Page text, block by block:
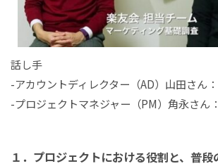
話し手
-アカウントディレクター（AD）山田さん
-プロジェクトマネジャー（PM）角永さん
１．プロジェクトにおける役割と、普